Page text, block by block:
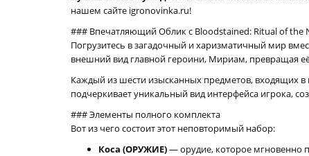
нашем сайте igronovinka.ru!
### Впечатляющий Облик с Bloodstained: Ritual of the
Погрузитесь в загадочный и харизматичный мир
внешний вид главной героини, Мириам, превращая
Каждый из шести изысканных предметов, входящих в
подчеркивает уникальный вид интерфейса игрока,
### Элементы полного комплекта
Вот из чего состоит этот неповторимый набор:
Коса (ОРУЖИЕ)— орудие, которое мгновенно